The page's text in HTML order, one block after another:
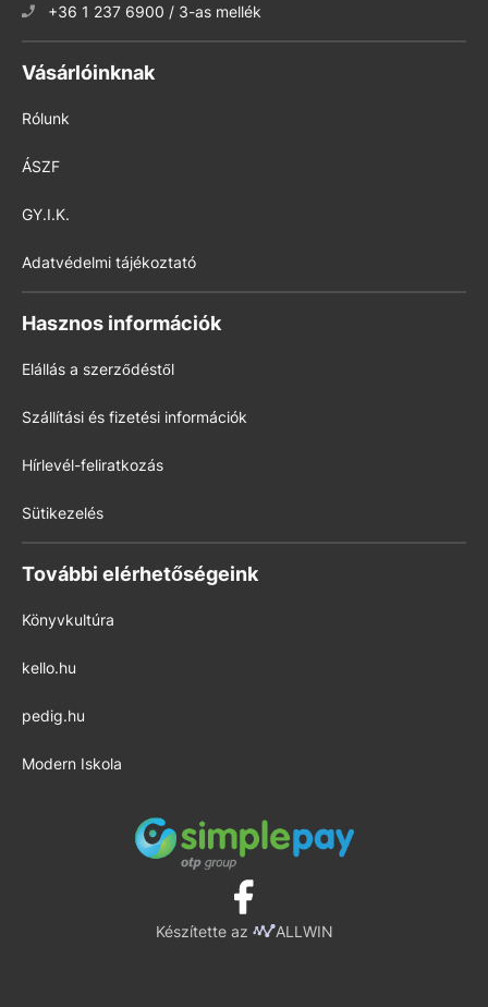
+36 1 237 6900 / 3-as mellék
Vásárlóinknak
Rólunk
ÁSZF
GY.I.K.
Adatvédelmi tájékoztató
Hasznos információk
Elállás a szerződéstől
Szállítási és fizetési információk
Hírlevél-feliratkozás
Sütikezelés
További elérhetőségeink
Könyvkultúra
kello.hu
pedig.hu
Modern Iskola
Készítette az ALLWIN